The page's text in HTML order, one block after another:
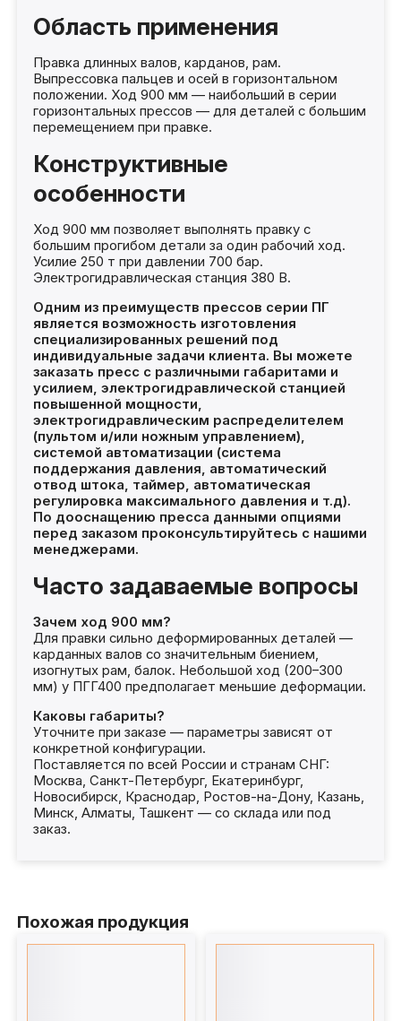
Область применения
Правка длинных валов, карданов, рам.
Выпрессовка пальцев и осей в горизонтальном
положении. Ход 900 мм — наибольший в серии
горизонтальных прессов — для деталей с большим
перемещением при правке.
Конструктивные
особенности
Ход 900 мм позволяет выполнять правку с
большим прогибом детали за один рабочий ход.
Усилие 250 т при давлении 700 бар.
Электрогидравлическая станция 380 В.
Одним из преимуществ прессов серии ПГ
является возможность изготовления
специализированных решений под
индивидуальные задачи клиента. Вы можете
заказать пресс с различными габаритами и
усилием, электрогидравлической станцией
повышенной мощности,
электрогидравлическим распределителем
(пультом и/или ножным управлением),
системой автоматизации (система
поддержания давления, автоматический
отвод штока, таймер, автоматическая
регулировка максимального давления и т.д).
По дооснащению пресса данными опциями
перед заказом проконсультируйтесь с нашими
менеджерами.
Часто задаваемые вопросы
Зачем ход 900 мм?
Для правки сильно деформированных деталей —
карданных валов со значительным биением,
изогнутых рам, балок. Небольшой ход (200–300
мм) у ПГГ400 предполагает меньшие деформации.
Каковы габариты?
Уточните при заказе — параметры зависят от
конкретной конфигурации.
Поставляется по всей России и странам СНГ:
Москва, Санкт-Петербург, Екатеринбург,
Новосибирск, Краснодар, Ростов-на-Дону, Казань,
Минск, Алматы, Ташкент — со склада или под
заказ.
Похожая продукция